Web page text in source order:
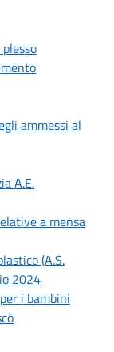
ammessi al
A.E.
a mensa
(A.S.
2024
i bambini